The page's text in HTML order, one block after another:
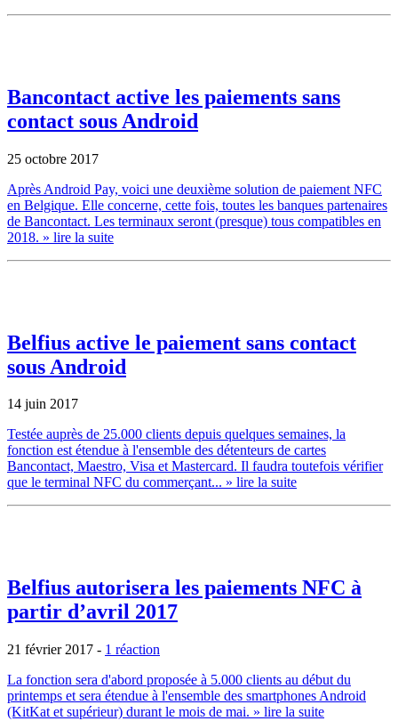
Bancontact active les paiements sans
contact sous Android
25 octobre 2017
Après Android Pay, voici une deuxième solution de paiement NFC
en Belgique. Elle concerne, cette fois, toutes les banques partenaires
de Bancontact. Les terminaux seront (presque) tous compatibles en
2018. » lire la suite
Belfius active le paiement sans contact
sous Android
14 juin 2017
Testée auprès de 25.000 clients depuis quelques semaines, la
fonction est étendue à l'ensemble des détenteurs de cartes
Bancontact, Maestro, Visa et Mastercard. Il faudra toutefois vérifier
que le terminal NFC du commerçant... » lire la suite
Belfius autorisera les paiements NFC à
partir d’avril 2017
21 février 2017 - 1 réaction
La fonction sera d'abord proposée à 5.000 clients au début du
printemps et sera étendue à l'ensemble des smartphones Android
(KitKat et supérieur) durant le mois de mai. » lire la suite